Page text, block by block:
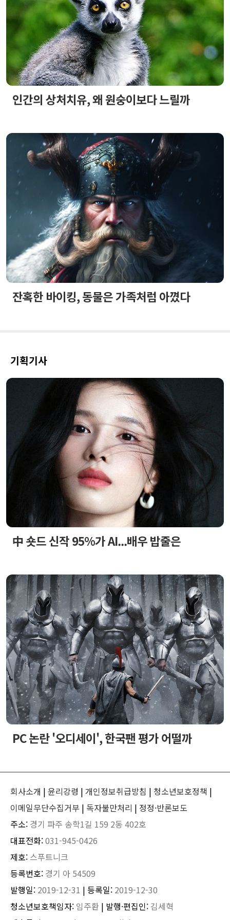
인간의 상처치유, 왜 원숭이보다 느릴까
잔혹한 바이킹, 동물은 가족처럼 아꼈다
기획기사
中 숏드 신작 95%가 AI...배우 밥줄은
PC 논란 '오디세이', 한국팬 평가 어떨까
회사소개 | 윤리강령 | 개인정보취급방침 | 청소년보호정책 |
이메일무단수집거부 | 독자불만처리 | 정정·반론보도
주소: 경기 파주 송학1길 159 2동 402호
대표전화:031-945-0426
제호: 스푸트니크
등록번호: 경기 아 54509
발행일: 2019-12-31 | 등록일: 2019-12-30
청소년보호책임자: 임주환 | 발행·편집인: 김세혁